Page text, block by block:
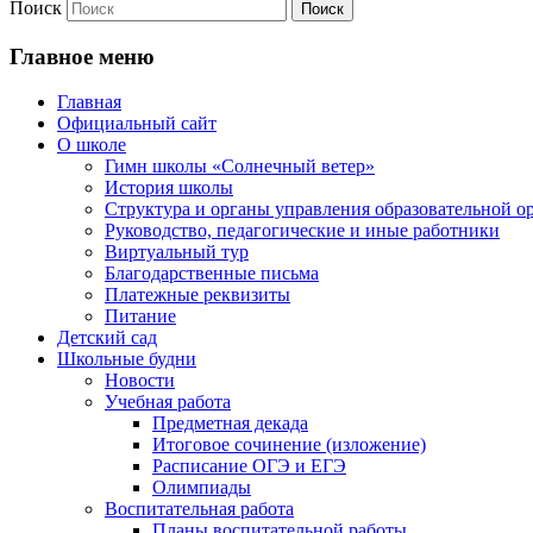
Поиск
Главное меню
Главная
Официальный сайт
О школе
Гимн школы «Солнечный ветер»
История школы
Структура и органы управления образовательной
Руководство, педагогические и иные работники
Виртуальный тур
Благодарственные письма
Платежные реквизиты
Питание
Детский сад
Школьные будни
Новости
Учебная работа
Предметная декада
Итоговое сочинение (изложение)
Расписание ОГЭ и ЕГЭ
Олимпиады
Воспитательная работа